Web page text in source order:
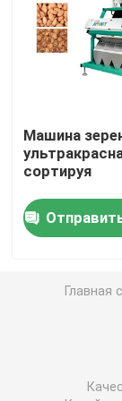
Чокнутая
Машина
сортируя
Главная